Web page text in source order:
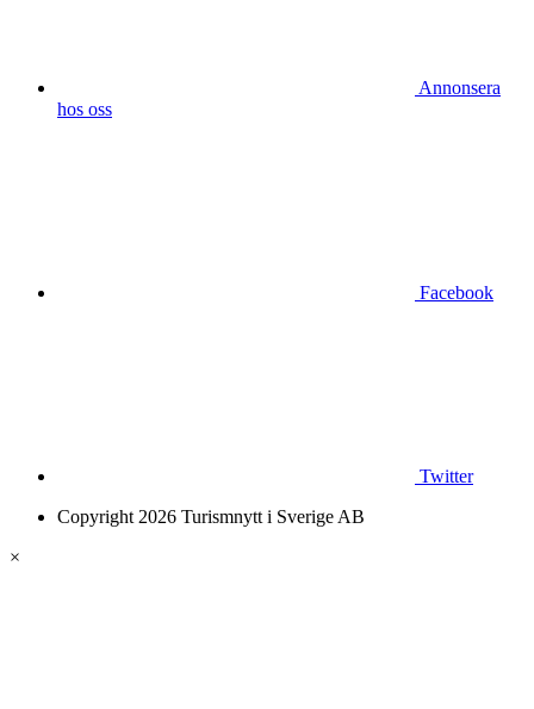
Annonsera
hos oss
Facebook
Twitter
Copyright 2026 Turismnytt i Sverige AB
×